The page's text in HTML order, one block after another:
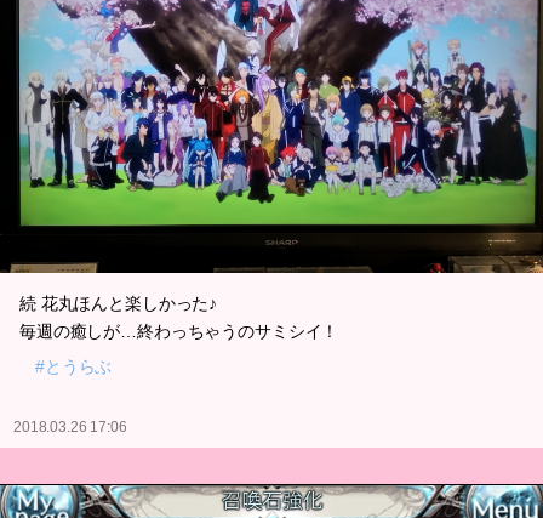
続 花丸ほんと楽しかった♪
毎週の癒しが…終わっちゃうのサミシイ！
#とうらぶ
2018.03.26 17:06